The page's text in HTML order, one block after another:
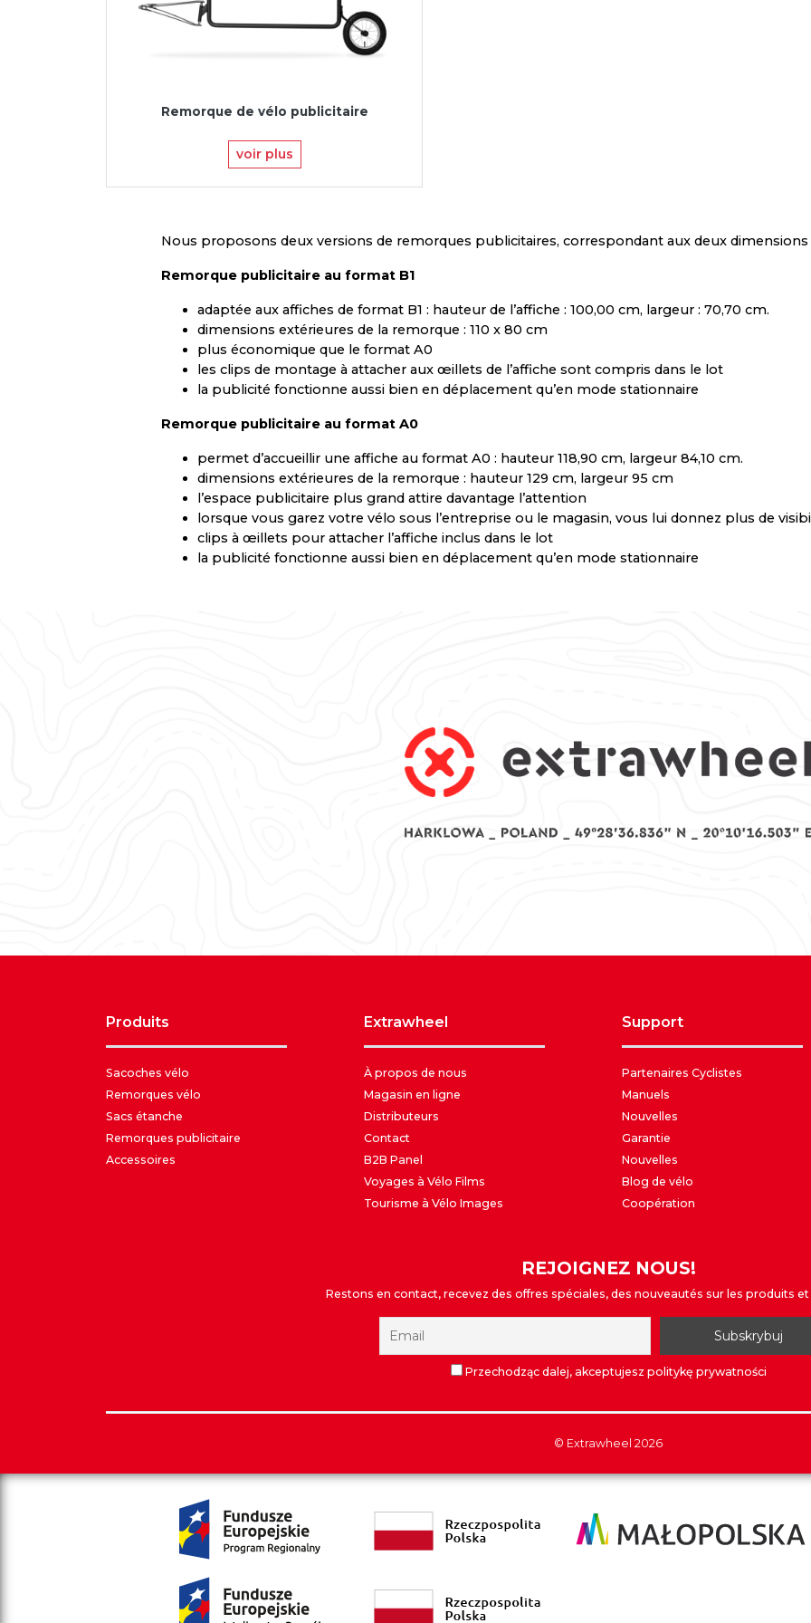
Remorque de vélo publicitaire
voir plus
Nous proposons deux versions de remorques publicitaires, correspondant aux deux dimensions
Remorque publicitaire au format B1
adaptée aux affiches de format B1 : hauteur de l’affiche : 100,00 cm, largeur : 70,70 cm.
dimensions extérieures de la remorque : 110 x 80 cm
plus économique que le format A0
les clips de montage à attacher aux œillets de l’affiche sont compris dans le lot
la publicité fonctionne aussi bien en déplacement qu’en mode stationnaire
Remorque publicitaire au format A0
permet d’accueillir une affiche au format A0 : hauteur 118,90 cm, largeur 84,10 cm.
dimensions extérieures de la remorque : hauteur 129 cm, largeur 95 cm
l’espace publicitaire plus grand attire davantage l’attention
lorsque vous garez votre vélo sous l’entreprise ou le magasin, vous lui donnez plus de
clips à œillets pour attacher l’affiche inclus dans le lot
la publicité fonctionne aussi bien en déplacement qu’en mode stationnaire
produits
Sacoches vélo
Remorques vélo
Sacs étanche
Remorques publicitaire
Accessoires
extrawheel
À propos de nous
Magasin en ligne
Distributeurs
Contact
B2B Panel
Voyages à Vélo Films
Tourisme à Vélo Images
support
Partenaires Cyclistes
Manuels
Nouvelles
Garantie
Nouvelles
Blog de vélo
Coopération
REJOIGNEZ NOUS!
Restons en contact, recevez des offres spéciales, des nouveautés sur les produits et
Przechodząc dalej, akceptujesz politykę prywatności
© Extrawheel 2026